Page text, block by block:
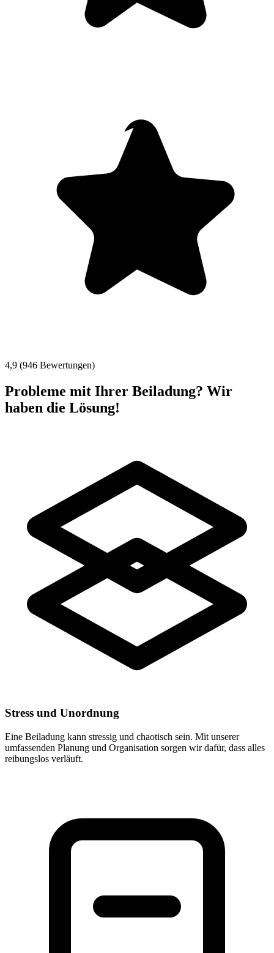
4,9 (946 Bewertungen)
Probleme mit Ihrer Beiladung? Wir
haben die Lösung!
Stress und Unordnung
Eine Beiladung kann stressig und chaotisch sein. Mit unserer
umfassenden Planung und Organisation sorgen wir dafür, dass alles
reibungslos verläuft.